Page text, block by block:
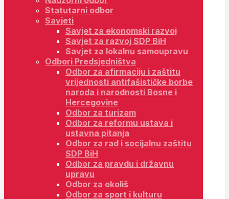
Statutarni odbor
Savjeti
Savjet za ekonomski razvoj
Savjet za razvoj SDP BiH
Savjet za lokalnu samoupravu
Odbori Predsjedništva
Odbor za afirmaciju i zaštitu
vrijednosti antifašističke borbe
naroda i narodnosti Bosne i
Hercegovine
Odbor za turizam
Odbor za reformu ustava i
ustavna pitanja
Odbor za rad i socijalnu zaštitu
SDP BiH
Odbor za pravdu i državnu
upravu
Odbor za okoliš
Odbor za sport i kulturu